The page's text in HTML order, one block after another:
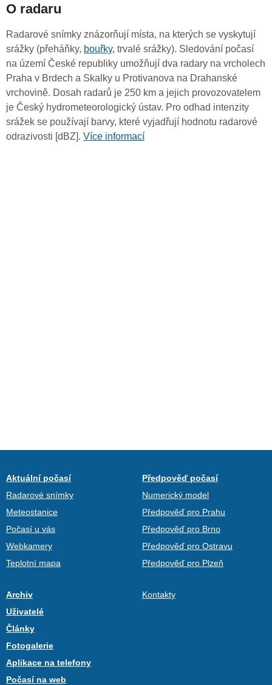
O radaru
Radarové snímky znázorňují místa, na kterých se vyskytují
srážky (přeháňky, bouřky, trvalé srážky). Sledování počasí
na území České republiky umožňují dva radary na vrcholech
Praha v Brdech a Skalky u Protivanova na Drahanské
vrchovině. Dosah radarů je 250 km a jejich provozovatelem
je Český hydrometeorologický ústav. Pro odhad intenzity
srážek se používají barvy, které vyjadřují hodnotu radarové
odrazivosti [dBZ]. Více informací
Aktuální počasí
Radarové snímky
Meteostanice
Počasí u vás
Webkamery
Teplotní mapa
Předpověď počasí
Numerický model
Předpověď pro Prahu
Předpověď pro Brno
Předpověď pro Ostravu
Předpověď pro Plzeň
Archiv
Uživatelé
Články
Fotogalerie
Aplikace na telefony
Počasí na web
Kontakty